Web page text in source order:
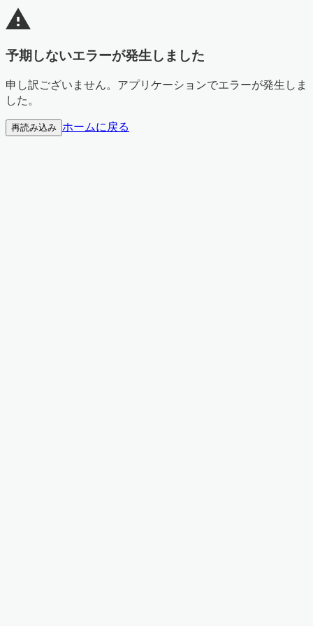
予期しないエラーが発生しました
申し訳ございません。アプリケーションでエラーが発生しま
した。
再読み込み ホームに戻る